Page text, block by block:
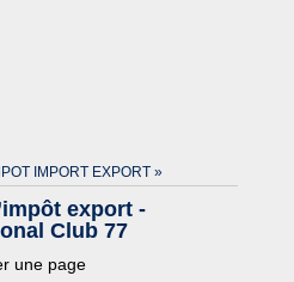
IMPORT EXPORT »
export -
Club 77
une page